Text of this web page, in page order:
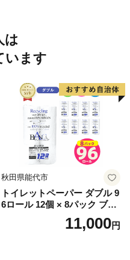
は
います
秋田県能代市
トイレットペーパー ダブル 9
6ロール 12個 × 8パック ブラ
ンカ 再生紙 100％ 芯あり 日
用品 消耗品 無香料 生活用品
11,000円